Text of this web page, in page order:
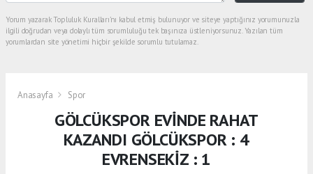
Yorum yazarak Topluluk Kuralları’nı kabul etmiş bulunuyor ve siteye yaptığınız yorumunuzla
ilgili doğrudan veya dolaylı tüm sorumluluğu tek başınıza üstleniyorsunuz. Yazılan tüm
yorumlardan site yönetimi hiçbir şekilde sorumlu tutulamaz.
Anasayfa Spor
GÖLCÜKSPOR EVİNDE RAHAT
KAZANDI GÖLCÜKSPOR : 4
EVRENSEKİZ : 1